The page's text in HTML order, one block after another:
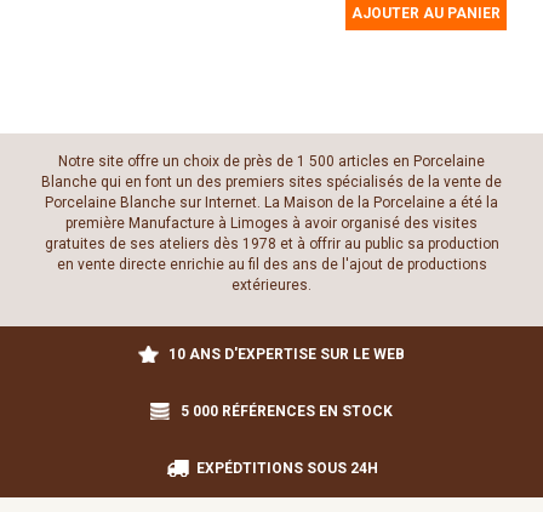
AJOUTER AU PANIER
Notre site offre un choix de près de 1 500 articles en Porcelaine
Blanche qui en font un des premiers sites spécialisés de la vente de
Porcelaine Blanche sur Internet. La Maison de la Porcelaine a été la
première Manufacture à Limoges à avoir organisé des visites
gratuites de ses ateliers dès 1978 et à offrir au public sa production
en vente directe enrichie au fil des ans de l'ajout de productions
extérieures.
10 ANS D'EXPERTISE SUR LE WEB
5 000 RÉFÉRENCES EN STOCK
EXPÉDTITIONS SOUS 24H